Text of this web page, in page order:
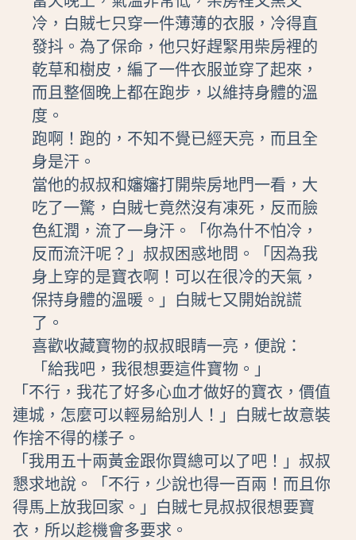
冷，白賊七只穿一件薄薄的衣服，冷得直
發抖。為了保命，他只好趕緊用柴房裡的
乾草和樹皮，編了一件衣服並穿了起來，
而且整個晚上都在跑步，以維持身體的溫
度。
跑啊！跑的，不知不覺已經天亮，而且全
身是汗。
當他的叔叔和嬸嬸打開柴房地門一看，大
吃了一驚，白賊七竟然沒有凍死，反而臉
色紅潤，流了一身汗。「你為什不怕冷，
反而流汗呢？」叔叔困惑地問。「因為我
身上穿的是寶衣啊！可以在很冷的天氣，
保持身體的溫暖。」白賊七又開始說謊
了。
喜歡收藏寶物的叔叔眼睛一亮，便說：
「給我吧，我很想要這件寶物。」
「不行，我花了好多心血才做好的寶衣，價值
連城，怎麼可以輕易給別人！」白賊七故意裝
作捨不得的樣子。
「我用五十兩黃金跟你買總可以了吧！」叔叔
懇求地說。「不行，少說也得一百兩！而且你
得馬上放我回家。」白賊七見叔叔很想要寶
衣，所以趁機會多要求。